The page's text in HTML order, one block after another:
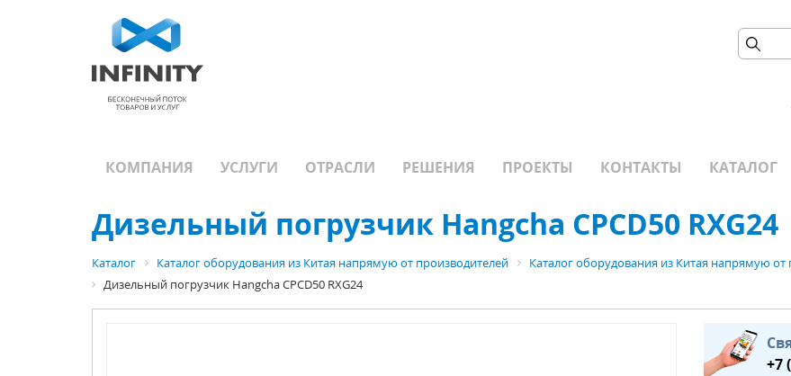
КОМПАНИЯ УСЛУГИ ОТРАСЛИ РЕШЕНИЯ ПРОЕКТЫ КОНТАКТЫ КАТАЛОГ
Дизельный погрузчик Hangcha CPCD50 RXG24
Каталог Каталог оборудования из Китая напрямую от производителей
Каталог оборудования из Китая напрямую от
Дизельный погрузчик Hangcha CPCD50 RXG24
+7